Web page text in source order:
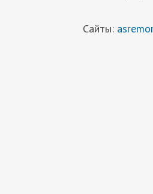
Сайты: